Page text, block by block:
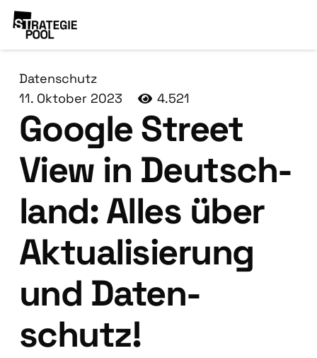
Datenschutz
11. Oktober 2023
4.521
Goog­le Street
View in Deutsch­
land: Alles über
Aktua­li­sie­rung
und Daten­
schutz!